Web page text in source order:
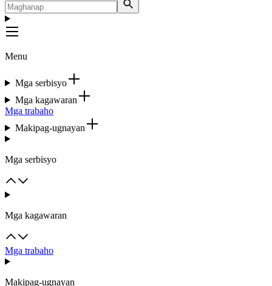
Menu
Mga serbisyo
Mga kagawaran
Mga trabaho
Makipag-ugnayan
Mga serbisyo
Mga kagawaran
Mga trabaho
Makipag-ugnayan